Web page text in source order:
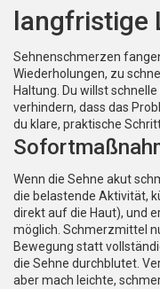
langfristige
Sehnenschmerzen
Wiederholungen, zu
Haltung. Du willst
verhindern, dass das
du klare, praktische
Wenn die Sehne akut
die belastende Aktivität,
direkt auf die Haut), und
möglich. Schmerzmittel
Bewegung statt
die Sehne durchblutet.
aber mach leichte,